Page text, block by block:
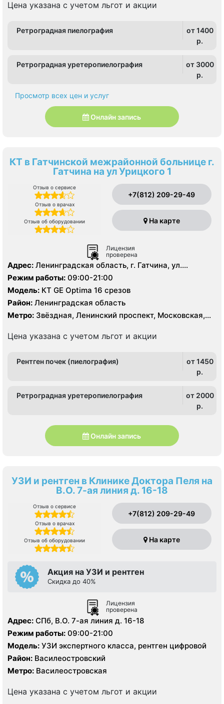
Цена указана с учетом льгот и акции
Ретроградная пиелография
от 1400
p.
Ретроградная уретеропиелография
от 3000
p.
Просмотр всех цен и услуг
Онлайн запись
КТ в Гатчинской межрайонной больнице г.
Гатчина на ул Урицкого 1
Отзыв о сервисе
Отзыв о врачах
Отзыв об оборудовании
+7(812) 209-29-49
На карте
Лицензия
проверена
Адрес: Ленинградская область, г. Гатчина, ул.
Урицкого д. 1
Режим работы: 09:00-21:00
Модель: КТ GE Optima 16 срезов
Район: Ленинградская область
Метро: Звёздная, Ленинский проспект, Московская,
Цена указана с учетом льгот и акции
Рентген почек (пиелография)
от 1450
p.
Ретроградная уретеропиелография
от 2000
p.
Онлайн запись
УЗИ и рентген в Клинике Доктора Пеля на
В.О. 7-ая линия д. 16-18
Отзыв о сервисе
Отзыв о врачах
Отзыв об оборудовании
+7(812) 209-29-49
На карте
Акция на УЗИ и рентген
Скидка до 40%
Лицензия
проверена
Адрес: СПб, В.О. 7-ая линия д. 16-18
Режим работы: 09:00-21:00
Модель: УЗИ экспертного класса, рентген цифровой
Район: Василеостровский
Метро: Василеостровская
Цена указана с учетом льгот и акции